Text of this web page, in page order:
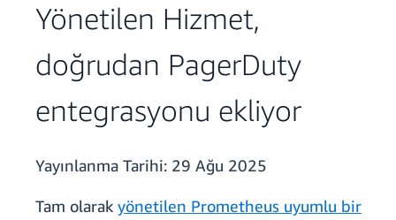
Yönetilen Hizmet,
doğrudan PagerDuty
entegrasyonu ekliyor
Yayınlanma Tarihi: 29 Ağu 2025
Tam olarak yönetilen Prometheus uyumlu bir